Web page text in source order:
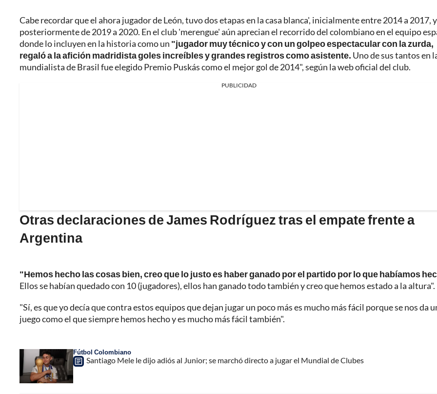
Cabe recordar que el ahora jugador de León, tuvo dos etapas en la casa blanca', inicialmente entre 2014 a 2017, y
posteriormente de 2019 a 2020. En el club 'merengue' aún aprecian el recorrido del colombiano en el equipo
donde lo incluyen en la historia como un "jugador muy técnico y con un golpeo espectacular con la zurda,
regaló a la afición madridista goles increíbles y grandes registros como asistente. Uno de sus tantos en
mundialista de Brasil fue elegidoPremio Puskás como el mejor gol de 2014", según la web oficial del club.
PUBLICIDAD
Otras declaraciones de James Rodríguez tras el empate frente a
Argentina
"Hemos hecho las cosas bien, creo que lo justo es haber ganado por el partido por lo que habíamos
Ellos se habían quedado con 10 (jugadores), ellos han ganado todo también y creo que hemos estado a la altura".
"Sí, es que yo decía que contra estos equipos que dejan jugar un poco más es mucho más fácil porque se nos da
juego como el que siempre hemos hecho y es mucho más fácil también".
Fútbol Colombiano
Santiago Mele le dijo adiós al Junior; se marchó directo a jugar el Mundial de Clubes